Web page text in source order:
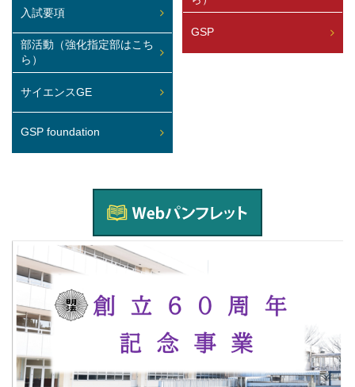
入試要項
部活動（強化指定部はこち
ら）
サイエンスGE
GSP foundation
GSP